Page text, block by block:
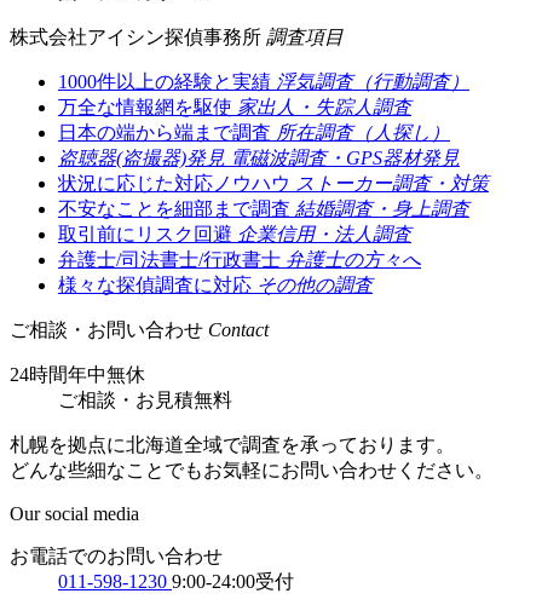
株式会社アイシン探偵事務所 調査項目
1000件以上の経験と実績 浮気調査（行動調査）
万全な情報網を駆使 家出人・失踪人調査
日本の端から端まで調査 所在調査（人探し）
盗聴器(盗撮器)発見 電磁波調査・GPS器材発見
状況に応じた対応ノウハウ ストーカー調査・対策
不安なことを細部まで調査 結婚調査・身上調査
取引前にリスク回避 企業信用・法人調査
弁護士/司法書士/行政書士 弁護士の方々へ
様々な探偵調査に対応 その他の調査
ご相談・お問い合わせ Contact
24時間年中無休
ご相談 ・ お見積無料
札幌を拠点に北海道全域で調査を承っております。
どんな些細なことでもお気軽にお問い合わせください。
Our social media
お電話でのお問い合わせ
011-598-1230 9:00-24:00受付